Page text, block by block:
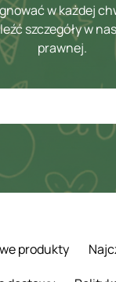
w każdej
szczegóły w
prawnej.
produkty